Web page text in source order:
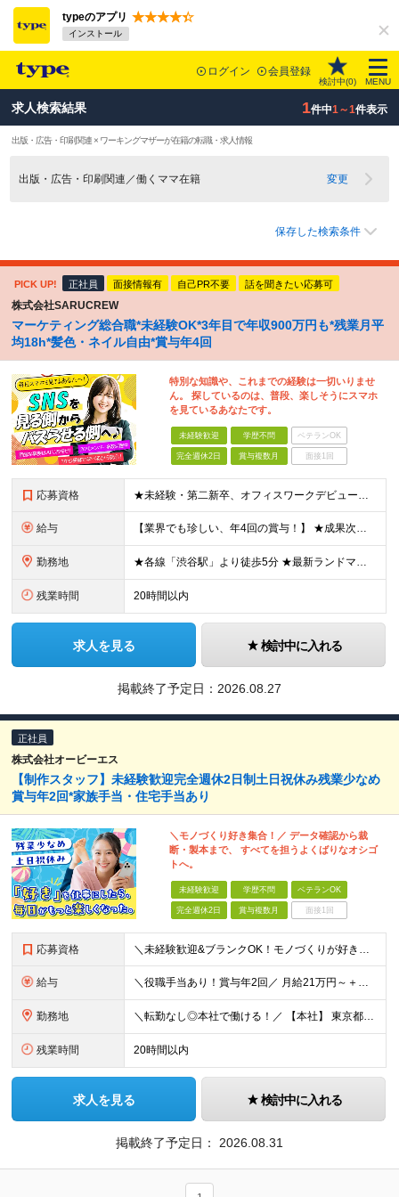
typeのアプリ
インストール
ログイン 会員登録
検討中(0) MENU
求人検索結果 1件中1～1件表示
出版・広告・印刷関連 × ワーキングマザーが在籍の転職・求人情報
出版・広告・印刷関連／働くママ在籍 変更
保存した検索条件
PICK UP! 正社員 面接情報有 自己PR不要 話を聞きたい応募可
株式会社SARUCREW
マーケティング総合職*未経験OK*3年目で年収900万円も*残業月平
均18h*髪色・ネイル自由*賞与年4回
特別な知識や、これまでの経験は一切いりませ
ん。 探しているのは、普段、楽しそうにスマホ
を見ているあなたです。
未経験歓迎 学歴不問 ベテランOK
完全週休2日 賞与複数月 面接1回
応募資格 ★未経験・第二新卒、オフィスワークデビュー大歓迎 ★平均年齢は28.6歳！ ★20代の若手メンバーが中心になって活躍している職場です！ ●学歴不問 ※35歳以下の方（若年層の長期キャリア形成） ★こ
給与 【業界でも珍しい、年4回の賞与！】 ★成果次第でスピード昇給可 →20代で年収700万〜900万超も！ ■未経験：月給26〜30万円＋賞与年4回（業績による）＋各種手当 ※経験・スキルを考慮して決定
勤務地 ★各線「渋谷駅」より徒歩5分 ★最新ランドマークオフィスです！ ★転勤はありません 【本社】 東京都渋谷区道玄坂2-25-12 道玄坂通 dogenzaka-dori 5階 ※(変更の範囲)上記を除
残業時間 20時間以内
求人を見る 検討中に入れる
掲載終了予定日： 2026.08.27
正社員
株式会社オービーエス
【制作スタッフ】未経験歓迎完全週休2日制土日祝休み残業少なめ
賞与年2回*家族手当・住宅手当あり
＼モノづくり好き集合！／ データ確認から裁
断・製本まで、 すべてを担うよくばりなオシゴ
トへ。
未経験歓迎 学歴不問 ベテランOK
完全週休2日 賞与複数月 面接1回
応募資格 ＼未経験歓迎&ブランクOK！モノづくりが好きな方歓迎★／ ◆学歴不問 ◆社会人経験1年以上 ＜下記に当てはまる方をお待ちしています！＞ ◎モノづくりが好きで、自分の手で何かをカタチにする仕事に興味が
給与 ＼役職手当あり！賞与年2回／ 月給21万円～＋残業代全額支給＋手当多数 ※みなし残業代なし。残業代は別途全額支給いたします ※試用期間3ヵ月あり。期間中の給与・待遇の差異はありません 【社員の年
勤務地 ＼転勤なし◎本社で働ける！／ 【本社】 東京都大田区大森西4-4-15 (変更の範囲)上記を除く当社関連勤務地
残業時間 20時間以内
求人を見る 検討中に入れる
掲載終了予定日： 2026.08.31